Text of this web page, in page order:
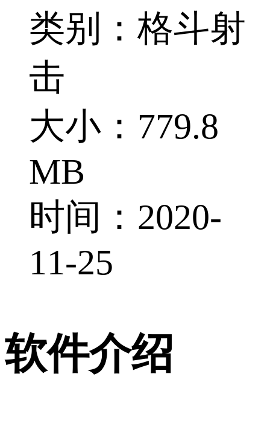
类别：格斗射
击
大小：779.8
MB
时间：2020-
11-25
软件介绍